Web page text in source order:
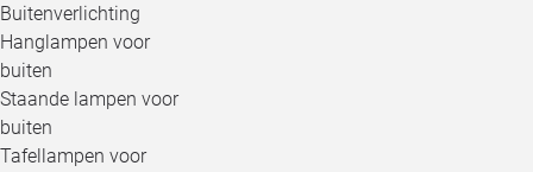
Buitenverlichting
Hanglampen voor
buiten
Staande lampen voor
buiten
Tafellampen voor